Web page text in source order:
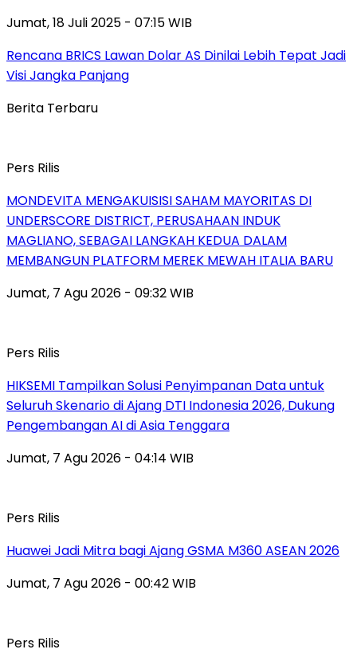
Jumat, 18 Juli 2025 - 07:15 WIB
Rencana BRICS Lawan Dolar AS Dinilai Lebih Tepat Jadi
Visi Jangka Panjang
Berita Terbaru
Pers Rilis
MONDEVITA MENGAKUISISI SAHAM MAYORITAS DI
UNDERSCORE DISTRICT, PERUSAHAAN INDUK
MAGLIANO, SEBAGAI LANGKAH KEDUA DALAM
MEMBANGUN PLATFORM MEREK MEWAH ITALIA BARU
Jumat, 7 Agu 2026 - 09:32 WIB
Pers Rilis
HIKSEMI Tampilkan Solusi Penyimpanan Data untuk
Seluruh Skenario di Ajang DTI Indonesia 2026, Dukung
Pengembangan AI di Asia Tenggara
Jumat, 7 Agu 2026 - 04:14 WIB
Pers Rilis
Huawei Jadi Mitra bagi Ajang GSMA M360 ASEAN 2026
Jumat, 7 Agu 2026 - 00:42 WIB
Pers Rilis